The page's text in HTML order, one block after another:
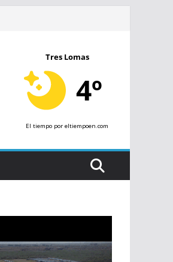
Tres Lomas
4º
El tiempo por eltiempoen.com